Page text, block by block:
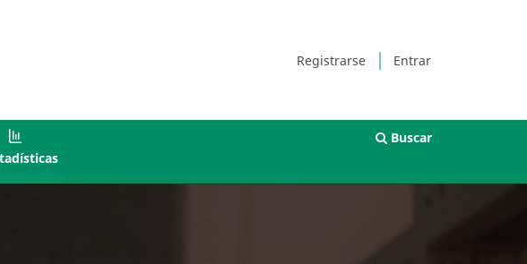
Registrarse Entrar
Buscar